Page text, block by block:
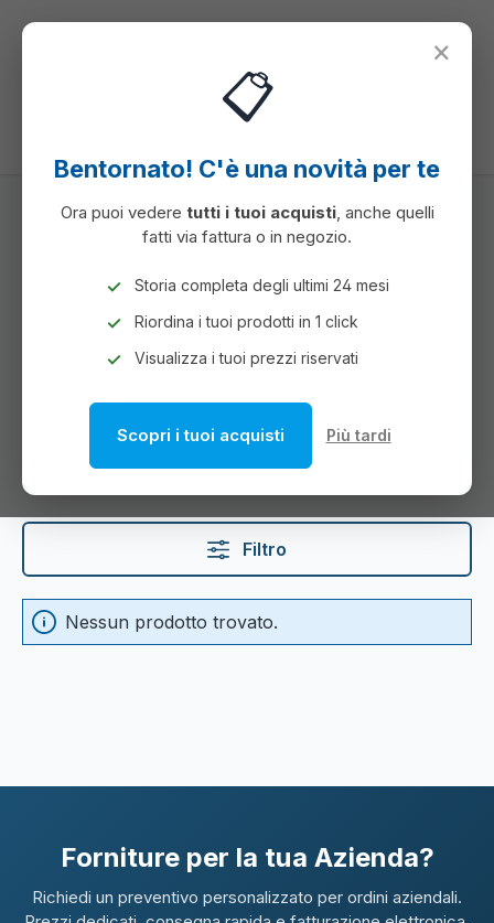
principale
SPEDIZIONE IMBALLO E MAGAZZINO
BOLLE / CHIPS / COPERTURE
BOLLE / CHIPS / COPERTURE
Filtro
Nessun prodotto trovato.
Forniture per la tua Azienda?
Richiedi un preventivo personalizzato per ordini aziendali.
×
📋
Bentornato! C'è una novità per te
Ora puoi vedere tutti i tuoi acquisti, anche quelli
fatti via fattura o in negozio.
Storia completa degli ultimi 24 mesi
Riordina i tuoi prodotti in 1 click
Visualizza i tuoi prezzi riservati
Scopri i tuoi acquisti Più tardi